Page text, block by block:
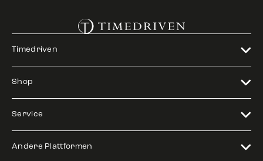
Timedriven
Shop
Service
Andere Plattformen